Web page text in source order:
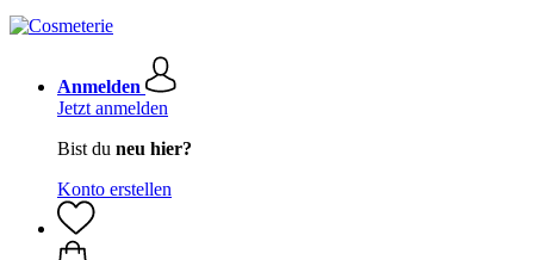
Anmelden
Jetzt anmelden
Bist du neu hier?
Konto erstellen